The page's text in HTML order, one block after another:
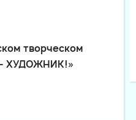
творческом
– ХУДОЖНИК!»